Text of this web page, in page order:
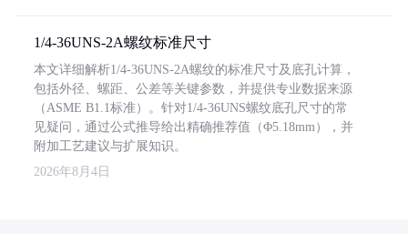
1/4-36UNS-2A螺纹标准尺寸
本文详细解析1/4-36UNS-2A螺纹的标准尺寸及底孔计算，
包括外径、螺距、公差等关键参数，并提供专业数据来源
（ASME B1.1标准）。针对1/4-36UNS螺纹底孔尺寸的常
见疑问，通过公式推导给出精确推荐值（Φ5.18mm），并
附加工艺建议与扩展知识。
2026年8月4日